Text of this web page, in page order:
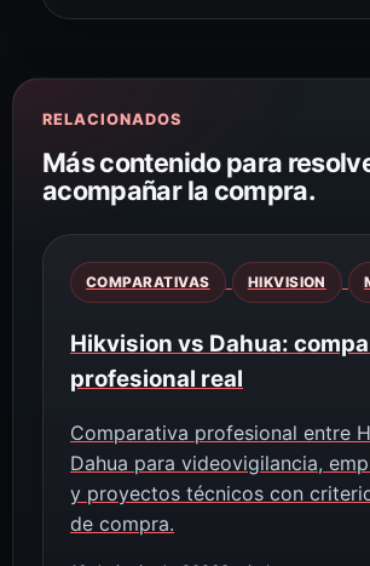
RELACIONADOS
Más contenido para
acompañar la compra.
COMPARATIVAS HIKVISION
Hikvision vs Dahua:
profesional real
Comparativa profesional entre
Dahua para videovigilancia,
y proyectos técnicos con
de compra.